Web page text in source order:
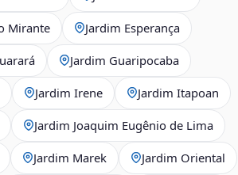
Mirante Jardim Esperança
Jardim Guaripocaba
Jardim Irene Jardim Itapoan
Jardim Joaquim Eugênio de Lima
Jardim Marek Jardim Oriental